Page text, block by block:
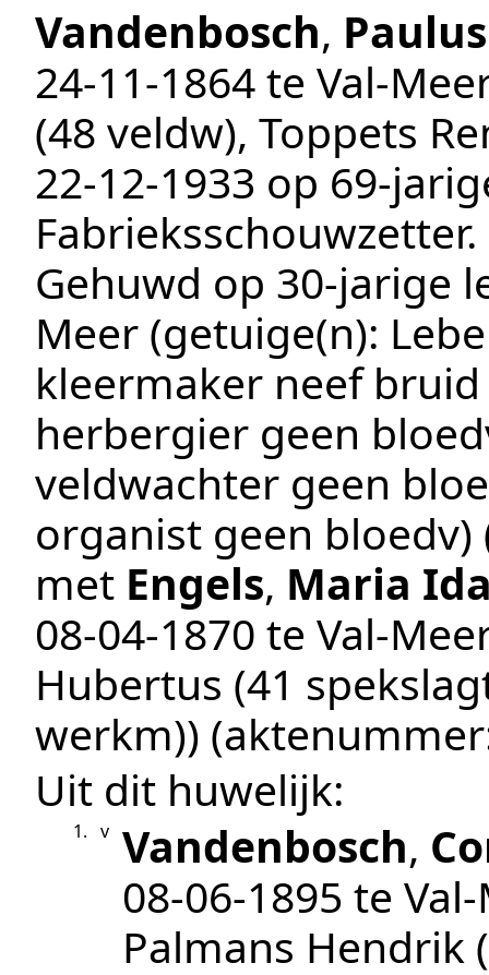
Vandenbosch,
24‑11‑1864te Val-
(48 veldw), Toppets
22‑12‑1933 op 69-
Fabrieksschouwzetter.
Gehuwd op 30-jarige
Meer (getuige(n):
kleermaker neef
herbergier geen
veldwachter geen
organist geen bloedv)
met Engels, Maria
08‑04‑1870 te Val-
Hubertus (41
werkm))
Uit dit huwelijk:
1. v Vandenbosch,
08‑06‑1895 te
Palmans Hendrik